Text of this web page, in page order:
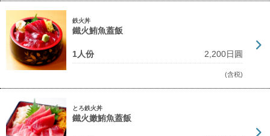
鉄火丼
鐵火鮪魚蓋飯
1人份 2,200日圓
(含税)
とろ鉄火丼
鐵火嫩鮪魚蓋飯